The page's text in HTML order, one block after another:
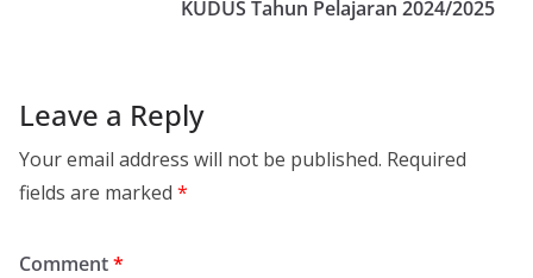
KUDUS Tahun Pelajaran 2024/2025
Leave a Reply
Your email address will not be published. Required
fields are marked *
Comment*